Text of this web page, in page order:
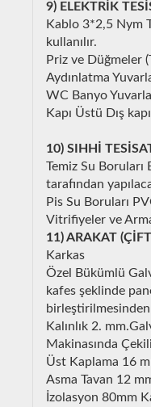
9) ELEKTRİK
Kablo 3*2,5 Nym
kullanılır.
Priz ve Düğmeler
Aydınlatma
WC Banyo
Kapı Üstü Dış
10) SIHHİ
Temiz Su Boruları
tarafından
Pis Su Boruları
Vitrifiyeler ve
11) ARAKAT
Karkas
Özel Bükümlü
kafes şeklinde
Kalınlık 2.
Makinasında
Üst Kaplama 16
Asma Tavan 12
İzolasyon 80mm